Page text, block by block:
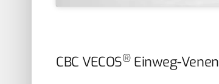
CBC VECOS®Einweg-